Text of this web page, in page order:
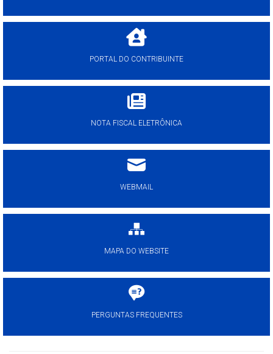
PORTAL DO CONTRIBUINTE
NOTA FISCAL ELETRÔNICA
WEBMAIL
MAPA DO WEBSITE
PERGUNTAS FREQUENTES